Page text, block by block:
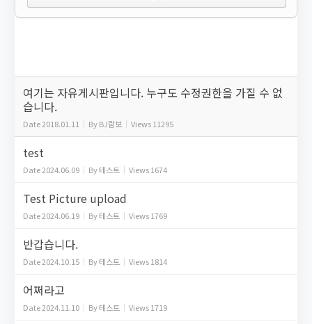
여기는 자유게시판입니다. 누구도 수정권한을 가질 수 없
습니다.
Date2018.01.11 ByBJ람보 Views11295
test
Date2024.06.09 By테스트 Views1674
Test Picture upload
Date2024.06.19 By테스트 Views1769
반갑습니다.
Date2024.10.15 By테스트 Views1814
어쩌라고
Date2024.11.10 By테스트 Views1719